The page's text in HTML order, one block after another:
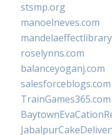
stsmp.org
manoelneves.com
roselynns.com
balanceyoganj.com
salesforceblogs.com
TrainGames365.com